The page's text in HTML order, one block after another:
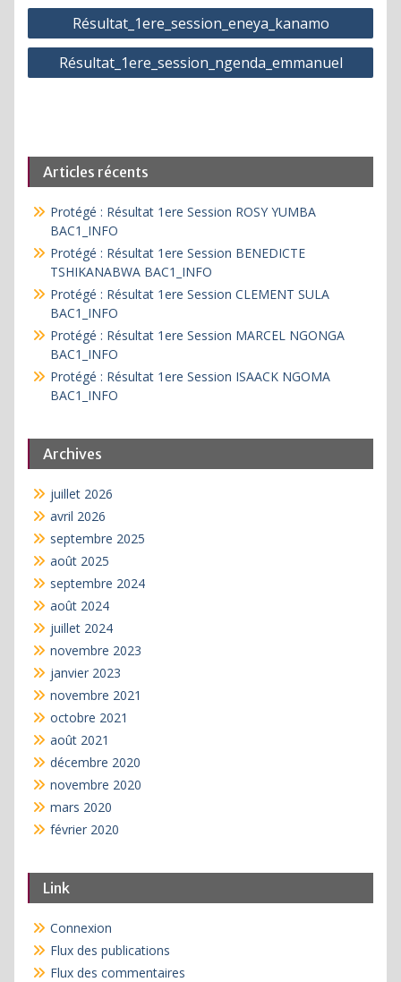
Navigation
de
l’article
Résultat_1ere_session_eneya_kanamo
Résultat_1ere_session_ngenda_emmanuel
Articles récents
Protégé : Résultat 1ere Session ROSY YUMBA
BAC1_INFO
Protégé : Résultat 1ere Session BENEDICTE
TSHIKANABWA BAC1_INFO
Protégé : Résultat 1ere Session CLEMENT SULA
BAC1_INFO
Protégé : Résultat 1ere Session MARCEL NGONGA
BAC1_INFO
Protégé : Résultat 1ere Session ISAACK NGOMA
BAC1_INFO
Archives
juillet 2026
avril 2026
septembre 2025
août 2025
septembre 2024
août 2024
juillet 2024
novembre 2023
janvier 2023
novembre 2021
octobre 2021
août 2021
décembre 2020
novembre 2020
mars 2020
février 2020
Link
Connexion
Flux des publications
Flux des commentaires